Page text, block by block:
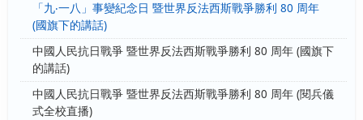
「九‧一八」事變紀念日 暨世界反法西斯戰爭勝利 80 周年
(國旗下的講話)
中國人民抗日戰爭 暨世界反法西斯戰爭勝利 80 周年 (國旗下
的講話)
中國人民抗日戰爭 暨世界反法西斯戰爭勝利 80 周年 (閱兵儀
式全校直播)